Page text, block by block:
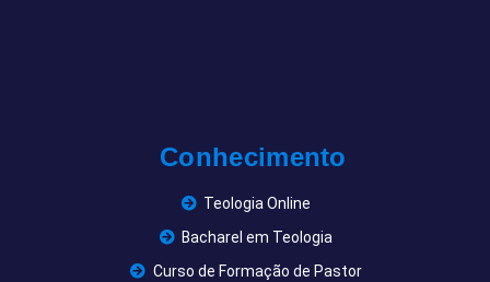
Conhecimento
Teologia Online
Bacharel em Teologia
Curso de Formação de Pastor